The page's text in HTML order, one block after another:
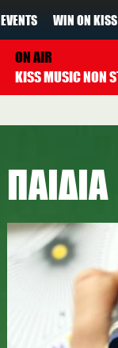
EVENTS WIN ON KISS
ON AIR
ΠΑΙΔΙΑ